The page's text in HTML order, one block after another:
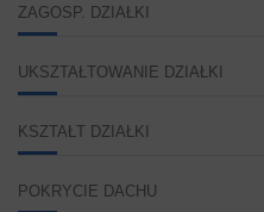
ZAGOSP. DZIAŁKI
UKSZTAŁTOWANIE DZIAŁKI
KSZTAŁT DZIAŁKI
POKRYCIE DACHU